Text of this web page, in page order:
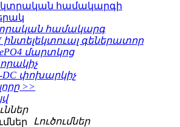
համակարգ
ինտելեկտուալ գեներատոր
մարտկոց
DC փոխարկիչ
>>
Լուծումներ